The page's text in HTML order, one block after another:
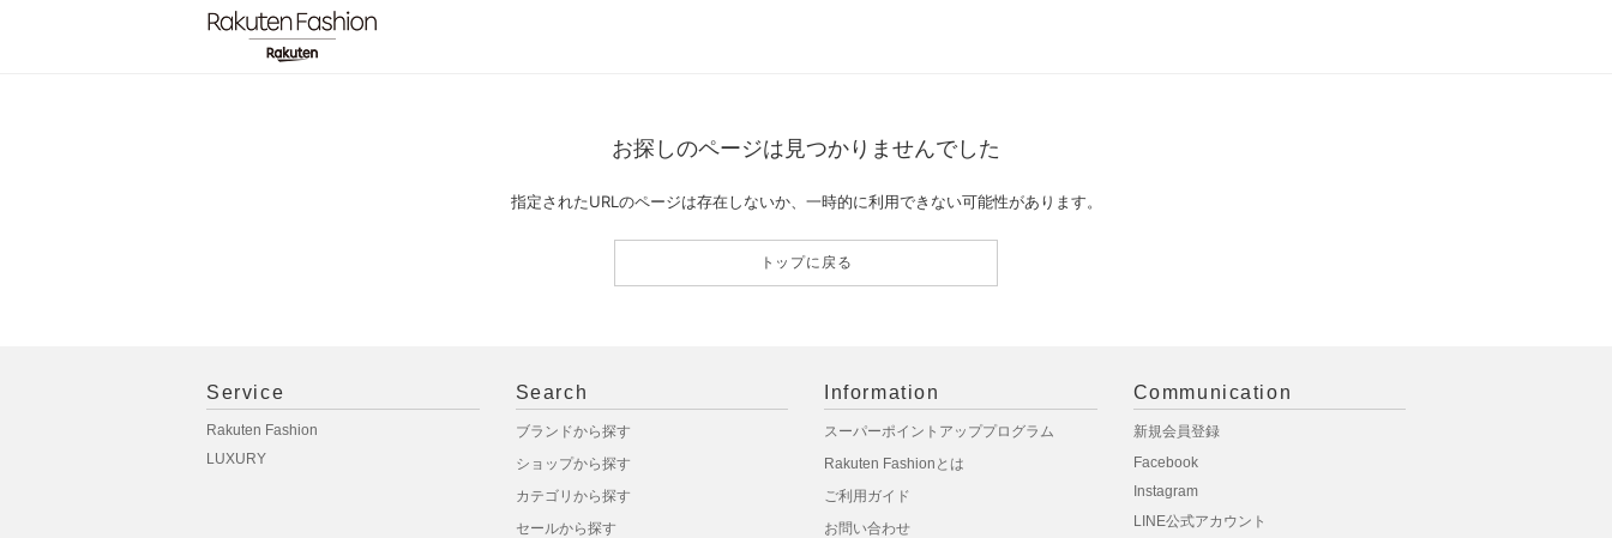
お探しのページは見つかりませんでした
指定されたURLのページは存在しないか、一時的に利用できない可能性があります。
トップに戻る
Service
Rakuten Fashion
LUXURY
Search
ブランドから探す
ショップから探す
カテゴリから探す
セールから探す
Information
スーパーポイントアッププログラム
Rakuten Fashionとは
ご利用ガイド
お問い合わせ
Communication
新規会員登録
Facebook
Instagram
LINE公式アカウント